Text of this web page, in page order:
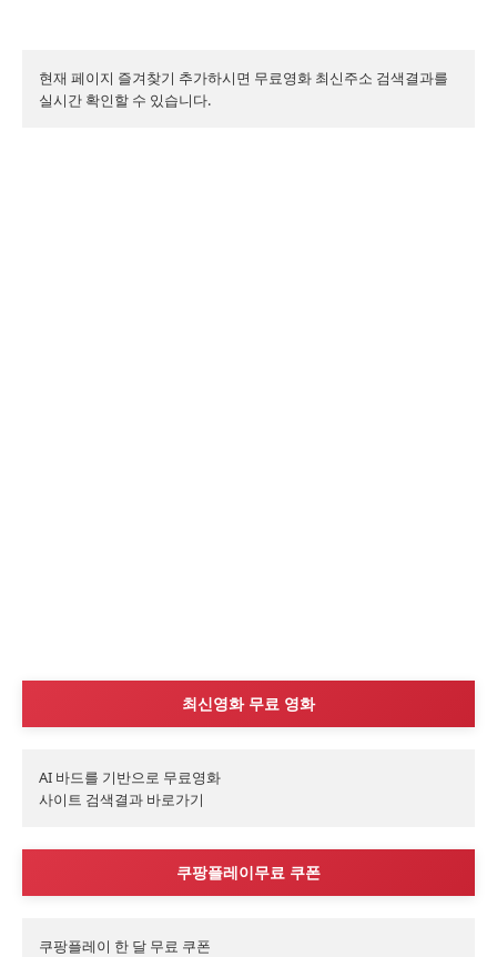
현재 페이지 즐겨찾기 추가하시면 무료영화 최신주소 검색결과를
실시간 확인할 수 있습니다.
최신영화 무료 영화
AI 바드를 기반으로 무료영화
사이트 검색결과 바로가기
쿠팡플레이무료 쿠폰
쿠팡플레이 한 달 무료 쿠폰